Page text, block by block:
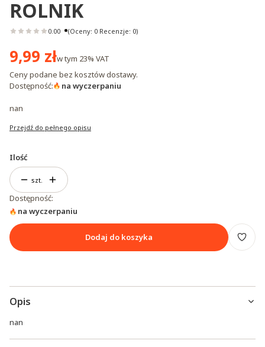
ROLNIK
0.00 (Oceny: 0 Recenzje: 0)
Cena
9,99 złw tym 23% VAT
Ceny podane bez kosztów dostawy.
Dostępność:
na wyczerpaniu
nan
Przejdź do pełnego opisu
Ilość
szt.
Dostępność:
na wyczerpaniu
Dodaj do koszyka
Opis
nan